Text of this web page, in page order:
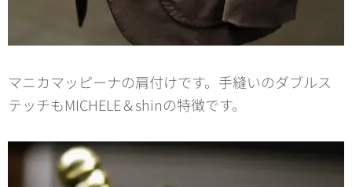
マニカマッピーナの肩付けです。手縫いのダブルス
テッチもMICHELE＆shinの特徴です。